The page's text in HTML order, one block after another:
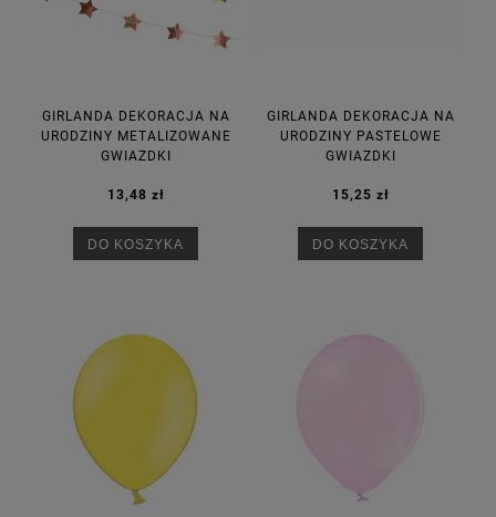
GIRLANDA DEKORACJA NA
URODZINY METALIZOWANE
GWIAZDKI
13,48 zł
DO KOSZYKA
GIRLANDA DEKORACJA NA
URODZINY PASTELOWE
GWIAZDKI
15,25 zł
DO KOSZYKA